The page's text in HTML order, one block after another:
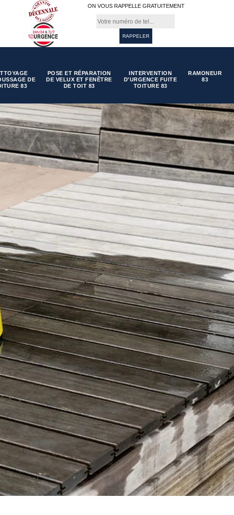
ON VOUS RAPPELLE GRATUITEMENT
DE
83
POSE ET RÉPARATION
DE VELUX ET FENÊTRE
DE TOIT 83
INTERVENTION
D'URGENCE FUITE
TOITURE 83
RAMONEUR
83